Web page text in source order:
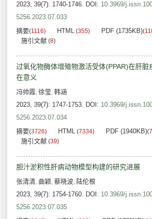
2023, 39(7): 1740-1746. DOI: 10.3969/
5256.2023.07.033
摘要(1116) HTML (355) PDF (1735KB)(
施引文献 (8)
过氧化物酶体增殖物激活受体(PPAR)在肝脏
在意义
冯帅霞, 徐莹, 韩涵
2023, 39(7): 1747-1753. DOI: 10.3969/
5256.2023.07.034
摘要(3726) HTML (7334) PDF (1940KB)(
施引文献 (39)
胆汁淤积性肝病动物模型构建的研究进展
张清清, 曲颖, 蔡晓波, 陆伦根
2023, 39(7): 1754-1760. DOI: 10.3969/
5256.2023.07.035